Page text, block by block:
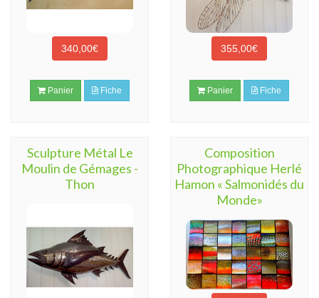
340,00€
Panier Fiche
355,00€
Panier Fiche
Sculpture Métal Le
Moulin de Gémages -
Thon
Composition
Photographique Herlé
Hamon « Salmonidés du
Monde»